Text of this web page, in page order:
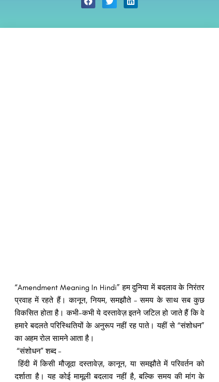
“Amendment Meaning In Hindi” हम दुनिया में बदलाव के निरंतर
प्रवाह में रहते हैं। कानून, नियम, समझौते – समय के साथ सब कुछ
विकसित होता है। कभी-कभी ये दस्तावेज़ इतने जटिल हो जाते हैं कि वे
हमारे बदलते परिस्थितियों के अनुरूप नहीं रह पाते। यहीं से “संशोधन”
का अहम रोल सामने आता है।
“संशोधन” शब्द –
हिंदी में किसी मौजूदा दस्तावेज़, कानून, या समझौते में परिवर्तन को
दर्शाता है। यह कोई मामूली बदलाव नहीं है, बल्कि समय की मांग के